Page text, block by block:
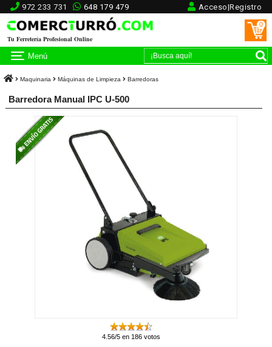
972 233 731 648 179 479 Acceso|Registro
Tu Ferretería Profesional Online
0
Menú
Maquinaria Máquinas de Limpieza Barredoras
Barredora Manual IPC U-500
4.56/5 en 186 votos